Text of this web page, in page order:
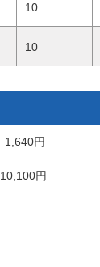
10
10
1,640円
10,100円